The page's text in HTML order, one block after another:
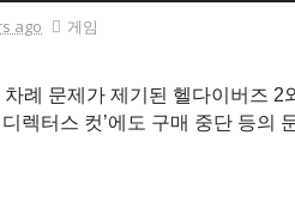
ago 게임
례 문제가 제기된 헬다이버즈 2
렉터스 컷’에도 구매 중단 등의